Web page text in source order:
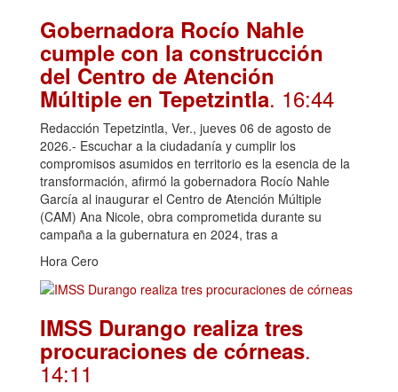
Gobernadora Rocío Nahle
cumple con la construcción
del Centro de Atención
Múltiple en Tepetzintla. 16:44
Redacción Tepetzintla, Ver., jueves 06 de agosto de
2026.- Escuchar a la ciudadanía y cumplir los
compromisos asumidos en territorio es la esencia de la
transformación, afirmó la gobernadora Rocío Nahle
García al inaugurar el Centro de Atención Múltiple
(CAM) Ana Nicole, obra comprometida durante su
campaña a la gubernatura en 2024, tras a
Hora Cero
IMSS Durango realiza tres
procuraciones de córneas.
14:11